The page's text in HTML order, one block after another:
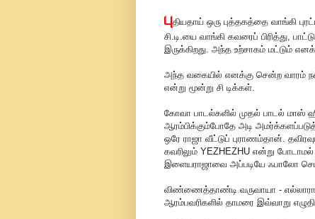
புதியதாய் ஒரு புத்தகத்தை வாங்கி
சி.டி.யை வாங்கி கவரைப் பிரித்து,
இருக்கிறது. அந்த உற்சாகம் மட்டும்
அந்த வகையில் எனக்கு சென்ற வாரம்
என்று மூன்று சி டிக்கள்.
கோவா பாடல்களில் முதல் பாடல் மாஸ்
ஆரம்பிக்கும்போதே அடி
ஒரே ராஜா வீட்டுப் புராணம்தான்.
கவரிலும் YEZHEZHU என்று
இளையராஜாவை அப்படியே ஃபாலோ
விண்ணைத்தாண்டி வருவாயா -
ஆரம்பவரிகளில் தாமரை இவ்வாறு